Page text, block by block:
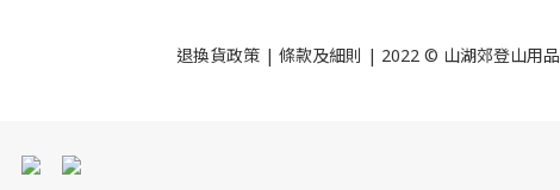
退換貨政策 | 條款及細則 | 2022 © 山湖郊登山用品